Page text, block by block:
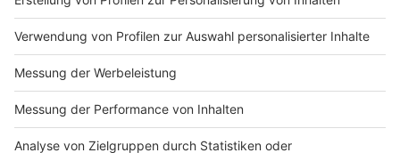
SC Paderborn
Anzeige
Der Aufsteiger hat eigentlich die ganze Spielzeit über
die Rote Laterne in der Hand, ist aber keinesfalls
schon sicher abgestiegen. Denn Paderborn holte